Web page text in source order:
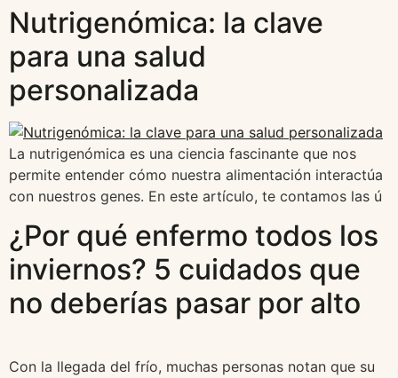
Nutrigenómica: la clave
para una salud
personalizada
La nutrigenómica es una ciencia fascinante que nos
permite entender cómo nuestra alimentación interactúa
con nuestros genes. En este artículo, te contamos las ú
¿Por qué enfermo todos los
inviernos? 5 cuidados que
no deberías pasar por alto
Con la llegada del frío, muchas personas notan que su